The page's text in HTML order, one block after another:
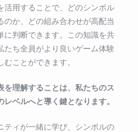
活用することで、どのシンボル
のか、どの組み合わせが高配当
に判断できます。この知識を共
たち全員がより良いゲーム体験
むことができます。
を理解することは、私たちのス
レベルへと導く鍵となります。
ティが一緒に学び、シンボルの